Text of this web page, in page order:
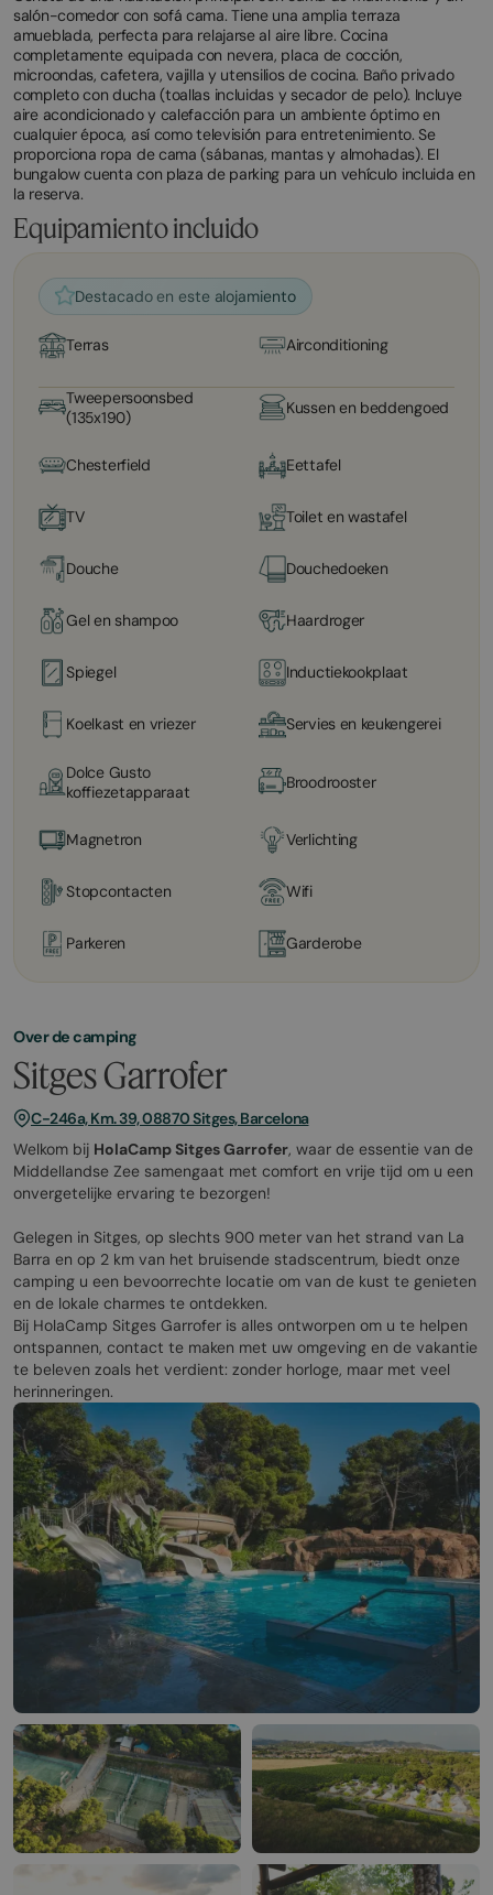
salón-comedor con sofá cama. Tiene una amplia terraza
amueblada, perfecta para relajarse al aire libre. Cocina
completamente equipada con nevera, placa de cocción,
microondas, cafetera, vajilla y utensilios de cocina. Baño privado
completo con ducha (toallas incluidas y secador de pelo). Incluye
aire acondicionado y calefacción para un ambiente óptimo en
cualquier época, así como televisión para entretenimiento. Se
proporciona ropa de cama (sábanas, mantas y almohadas). El
bungalow cuenta con plaza de parking para un vehículo incluida en
la reserva.
Equipamiento incluido
Destacado en este alojamiento
Terras Airconditioning
Tweepersoonsbed
(135x190)
Kussen en beddengoed
Chesterfield Eettafel
TV Toilet en wastafel
Douche Douchedoeken
Gel en shampoo Haardroger
Spiegel Inductiekookplaat
Koelkast en vriezer Servies en keukengerei
Dolce Gusto
koffiezetapparaat
Broodrooster
Magnetron Verlichting
Stopcontacten Wifi
Parkeren Garderobe
Over de camping
Sitges Garrofer
C-246a, Km. 39, 08870 Sitges, Barcelona
Welkom bij HolaCamp Sitges Garrofer, waar de essentie van de
Middellandse Zee samengaat met comfort en vrije tijd om u een
onvergetelijke ervaring te bezorgen!
Gelegen in Sitges, op slechts 900 meter van het strand van La
Barra en op 2 km van het bruisende stadscentrum, biedt onze
camping u een bevoorrechte locatie om van de kust te genieten
en de lokale charmes te ontdekken.
Bij HolaCamp Sitges Garrofer is alles ontworpen om u te helpen
ontspannen, contact te maken met uw omgeving en de vakantie
te beleven zoals het verdient: zonder horloge, maar met veel
herinneringen.